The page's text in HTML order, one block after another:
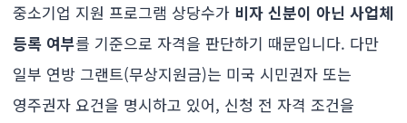
중소기업 지원 프로그램 상당수가 비자 신분이 아닌 사업체
등록 여부를 기준으로 자격을 판단하기 때문입니다. 다만
일부 연방 그랜트(무상지원금)는 미국 시민권자 또는
영주권자 요건을 명시하고 있어, 신청 전 자격 조건을